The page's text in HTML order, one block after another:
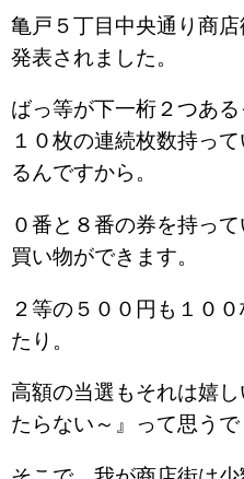
亀戸５丁目中央通り商
発表されました。
ばっ等が下一桁２つあ
１０枚の連続枚数持っ
るんですから。
０番と８番の券を持っ
買い物ができます。
２等の５００円も１０
たり。
高額の当選もそれは嬉
たらない～』って思うで